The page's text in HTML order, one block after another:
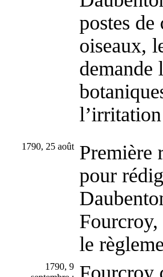
postes de
oiseaux,
demande
1790, 25 août Première
pour
Fourcroy,
le
1790, 9 Fourcroy